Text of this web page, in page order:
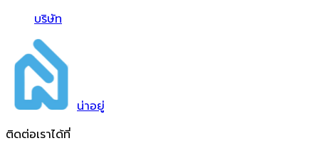
บริษัท
น่าอยู่
ติดต่อเราได้ที่